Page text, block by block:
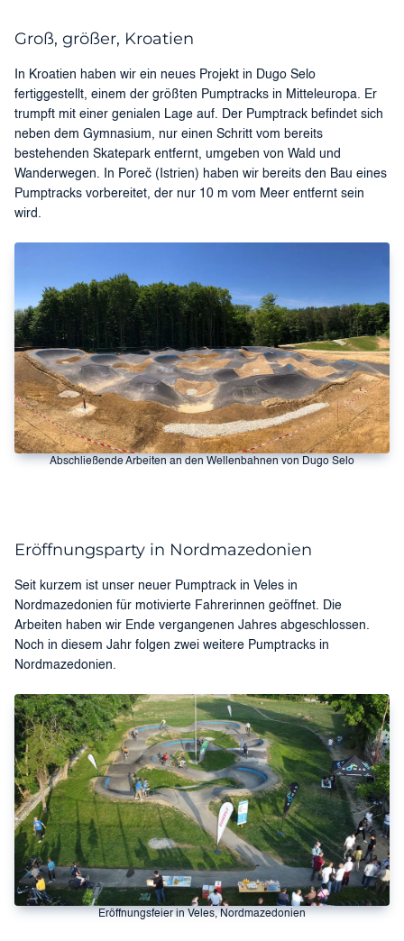
Groß, größer, Kroatien
In Kroatien haben wir ein neues Projekt in Dugo Selo
fertiggestellt, einem der größten Pumptracks in Mitteleuropa. Er
trumpft mit einer genialen Lage auf. Der Pumptrack befindet sich
neben dem Gymnasium, nur einen Schritt vom bereits
bestehenden Skatepark entfernt, umgeben von Wald und
Wanderwegen. In Poreč (Istrien) haben wir bereits den Bau eines
Pumptracks vorbereitet, der nur 10 m vom Meer entfernt sein
wird.
Abschließende Arbeiten an den Wellenbahnen von Dugo Selo
Eröffnungsparty in Nordmazedonien
Seit kurzem ist unser neuer Pumptrack in Veles in
Nordmazedonien für motivierte Fahrerinnen geöffnet. Die
Arbeiten haben wir Ende vergangenen Jahres abgeschlossen.
Noch in diesem Jahr folgen zwei weitere Pumptracks in
Nordmazedonien.
Eröffnungsfeier in Veles, Nordmazedonien